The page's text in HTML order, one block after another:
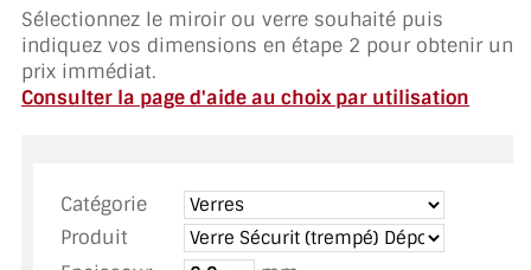
DEMANDE DE DEVIS
SUIVI DE DEVIS
TOUS LES TARIFS AU M2
GUIDE : CHOIX PAR UTILISATION
Sélectionnez le miroir ou verre souhaité puis
indiquez vos dimensions en étape 2 pour obtenir un
prix immédiat.
Consulter la page d'aide au choix par utilisation
Catégorie
Produit